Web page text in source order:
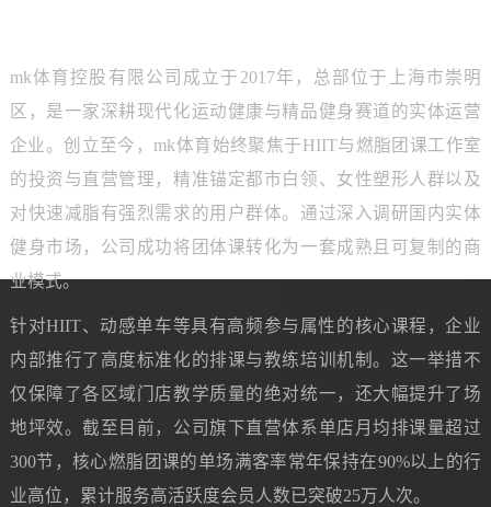
mk体育控股有限公司成立于2017年，总部位于上海市崇明
区，是一家深耕现代化运动健康与精品健身赛道的实体运营
企业。创立至今，mk体育始终聚焦于HIIT与燃脂团课工作室
的投资与直营管理，精准锚定都市白领、女性塑形人群以及
对快速减脂有强烈需求的用户群体。通过深入调研国内实体
健身市场，公司成功将团体课转化为一套成熟且可复制的商
业模式。
针对HIIT、动感单车等具有高频参与属性的核心课程，企业
内部推行了高度标准化的排课与教练培训机制。这一举措不
仅保障了各区域门店教学质量的绝对统一，还大幅提升了场
地坪效。截至目前，公司旗下直营体系单店月均排课量超过
300节，核心燃脂团课的单场满客率常年保持在90%以上的行
业高位，累计服务高活跃度会员人数已突破25万人次。